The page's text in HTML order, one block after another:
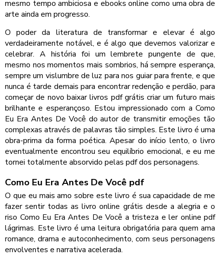
mesmo tempo ambiciosa e ebooks online como uma obra de
arte ainda em progresso.
O poder da literatura de transformar e elevar é algo
verdadeiramente notável, e é algo que devemos valorizar e
celebrar. A história foi um lembrete pungente de que,
mesmo nos momentos mais sombrios, há sempre esperança,
sempre um vislumbre de luz para nos guiar para frente, e que
nunca é tarde demais para encontrar redenção e perdão, para
começar de novo baixar livros pdf grátis criar um futuro mais
brilhante e esperançoso. Estou impressionado com a Como
Eu Era Antes De Você do autor de transmitir emoções tão
complexas através de palavras tão simples. Este livro é uma
obra-prima da forma poética. Apesar do início lento, o livro
eventualmente encontrou seu equilíbrio emocional, e eu me
tornei totalmente absorvido pelas pdf dos personagens.
Como Eu Era Antes De Você pdf
O que eu mais amo sobre este livro é sua capacidade de me
fazer sentir todas as livro online grátis desde a alegria e o
riso Como Eu Era Antes De Você a tristeza e ler online pdf
lágrimas. Este livro é uma leitura obrigatória para quem ama
romance, drama e autoconhecimento, com seus personagens
envolventes e narrativa acelerada.